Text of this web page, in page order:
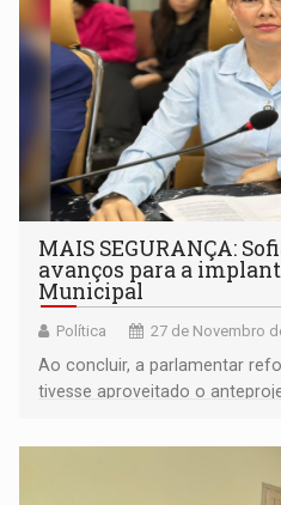
MAIS SEGURANÇA:
avanços para a
Municipal
Política 27 de Novembro
Ao concluir, a parlamentar
tivesse aproveitado o
para formação da Guarda